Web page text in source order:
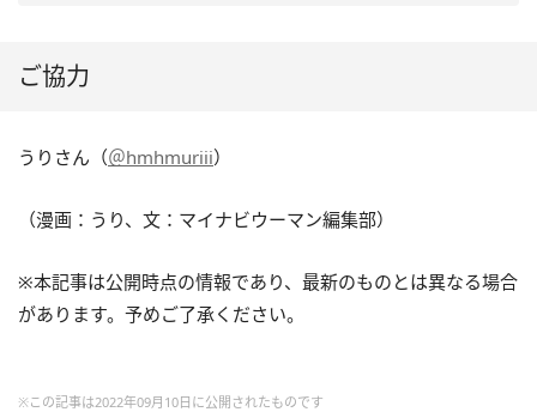
ご協力
うりさん（＠hmhmuriii）
（漫画：うり、文：マイナビウーマン編集部）
※本記事は公開時点の情報であり、最新のものとは異なる場合
があります。予めご了承ください。
※この記事は2022年09月10日に公開されたものです